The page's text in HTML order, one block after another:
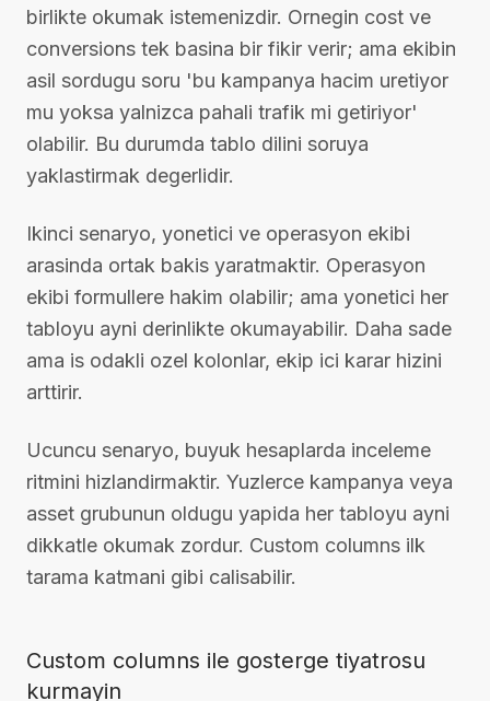
birlikte okumak istemenizdir. Ornegin cost ve
conversions tek basina bir fikir verir; ama ekibin
asil sordugu soru 'bu kampanya hacim uretiyor
mu yoksa yalnizca pahali trafik mi getiriyor'
olabilir. Bu durumda tablo dilini soruya
yaklastirmak degerlidir.
Ikinci senaryo, yonetici ve operasyon ekibi
arasinda ortak bakis yaratmaktir. Operasyon
ekibi formullere hakim olabilir; ama yonetici her
tabloyu ayni derinlikte okumayabilir. Daha sade
ama is odakli ozel kolonlar, ekip ici karar hizini
arttirir.
Ucuncu senaryo, buyuk hesaplarda inceleme
ritmini hizlandirmaktir. Yuzlerce kampanya veya
asset grubunun oldugu yapida her tabloyu ayni
dikkatle okumak zordur. Custom columns ilk
tarama katmani gibi calisabilir.
Custom columns ile gosterge tiyatrosu
kurmayin